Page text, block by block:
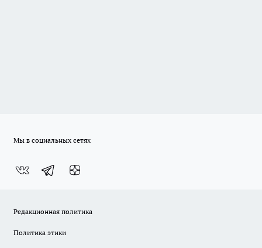
Мы в социальных сетях
Редакционная политика
Политика этики